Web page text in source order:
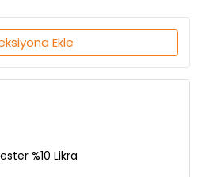
Ekle
%10 Likra